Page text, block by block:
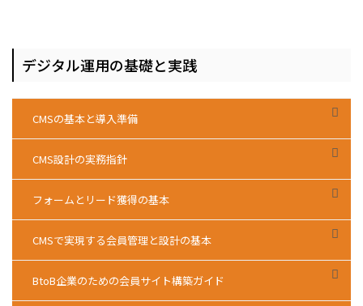
デジタル運用の基礎と実践
CMSの基本と導入準備
CMS設計の実務指針
フォームとリード獲得の基本
CMSで実現する会員管理と設計の基本
BtoB企業のための会員サイト構築ガイド